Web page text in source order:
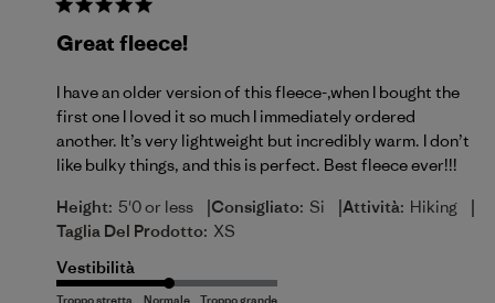
Great fleece!
I have an older version of this fleece-,when I bought the
first one I loved it so much I immediately ordered
another. It’s very lightweight but incredibly warm. I don’t
like bulky things, and this is perfect. Best fleece ever!!!
Height: 5'0 or less |Consigliato: Si |Attività: Hiking |
Taglia Del Prodotto: XS
Vestibilità